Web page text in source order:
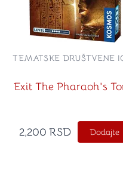
Exit The Pharaoh's
TEMATSKE DRUŠTVENE
2,200 RSD Dodajte